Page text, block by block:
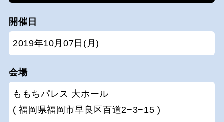
開催日
2019年10月07日(月)
会場
ももちパレス 大ホール
( 福岡県福岡市早良区百道2−3−15 )